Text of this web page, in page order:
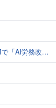
ぐに休んで」と言われる？